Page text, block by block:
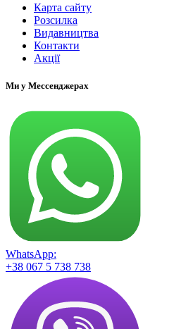
Карта сайту
Розсилка
Видавництва
Контакти
Акції
Ми у Мессенджерах
WhatsApp:
+38 067 5 738 738